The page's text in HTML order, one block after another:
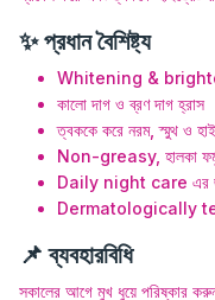
✨ প্রধান বৈশিষ্ট্য
Whitening &
কালো দাগ ও ব্রণ দাগ হ্রাস
ত্বককে করে নরম, স্মুথ ও
Non-greasy, হালকা
Daily night care এর
Dermatologically
📌 ব্যবহারবিধি
সকালের আগে মুখ ধুয়ে পরিষ্কার